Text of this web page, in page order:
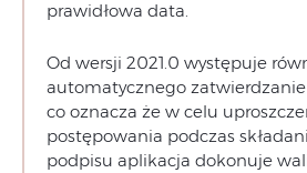
prawidłowa data.
Od wersji 2021.0 występuje
automatycznego
co oznacza że w celu
postępowania podczas
podpisu aplikacja dokonuje